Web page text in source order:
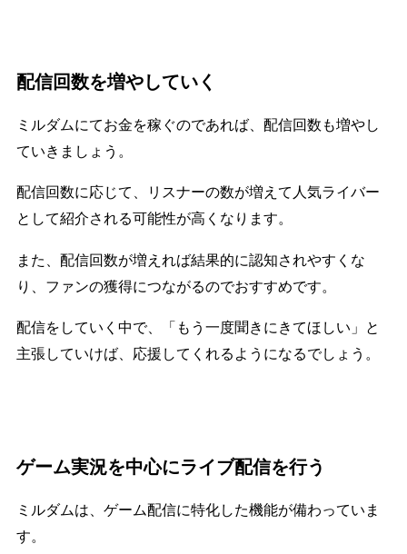
配信回数を増やしていく
ミルダムにてお金を稼ぐのであれば、配信回数も増やし
ていきましょう。
配信回数に応じて、リスナーの数が増えて人気ライバー
として紹介される可能性が高くなります。
また、配信回数が増えれば結果的に認知されやすくな
り、ファンの獲得につながるのでおすすめです。
配信をしていく中で、「もう一度聞きにきてほしい」と
主張していけば、応援してくれるようになるでしょう。
ゲーム実況を中心にライブ配信を行う
ミルダムは、ゲーム配信に特化した機能が備わっていま
す。